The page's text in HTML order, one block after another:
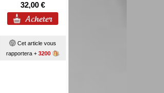
32,00 €
Cet article vous
rapportera + 3200